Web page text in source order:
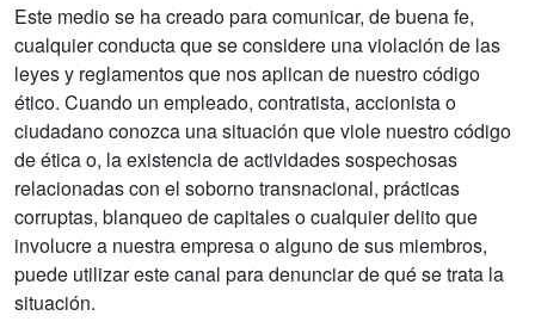
Este medio se ha creado para comunicar, de buena fe,
cualquier conducta que se considere una violación de las
leyes y reglamentos que nos aplican de nuestro código
ético. Cuando un empleado, contratista, accionista o
ciudadano conozca una situación que viole nuestro código
de ética o, la existencia de actividades sospechosas
relacionadas con el soborno transnacional, prácticas
corruptas, blanqueo de capitales o cualquier delito que
involucre a nuestra empresa o alguno de sus miembros,
puede utilizar este canal para denunciar de qué se trata la
situación.